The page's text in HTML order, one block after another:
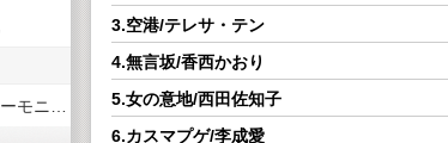
3.空港/テレサ・テン
4.無言坂/香西かおり
5.女の意地/西田佐知子
6.カスマプゲ/李成愛